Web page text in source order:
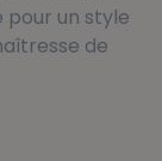
un style
de